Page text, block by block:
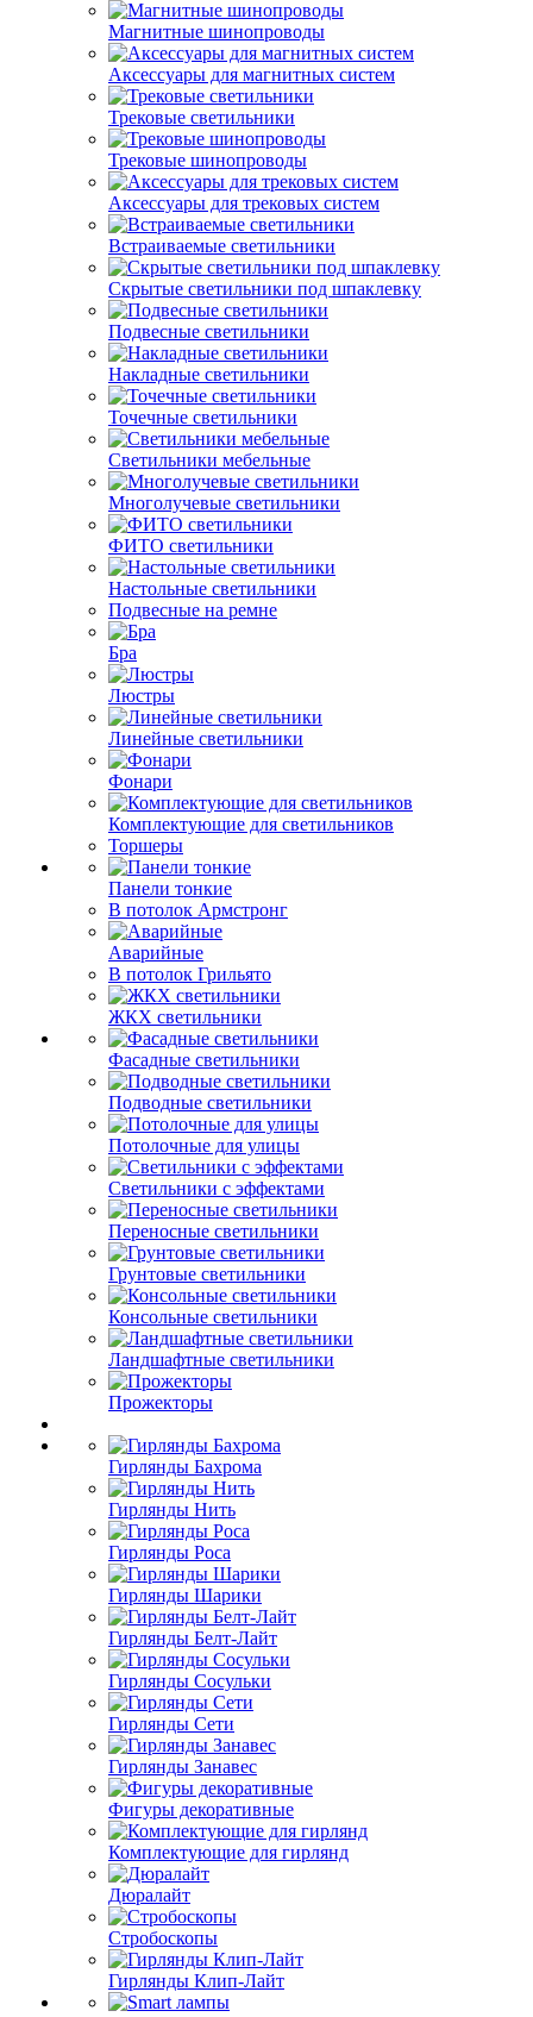
Магнитные шинопроводы
Аксессуары для магнитных систем
Трековые светильники
Трековые шинопроводы
Аксессуары для трековых систем
Встраиваемые светильники
Скрытые светильники под шпаклевку
Подвесные светильники
Накладные светильники
Точечные светильники
Светильники мебельные
Многолучевые светильники
ФИТО светильники
Настольные светильники
Подвесные на ремне
Бра
Люстры
Линейные светильники
Фонари
Комплектующие для светильников
Торшеры
Панели тонкие
В потолок Армстронг
Аварийные
В потолок Грильято
ЖКХ светильники
Фасадные светильники
Подводные светильники
Потолочные для улицы
Светильники с эффектами
Переносные светильники
Грунтовые светильники
Консольные светильники
Ландшафтные светильники
Прожекторы
Гирлянды Бахрома
Гирлянды Нить
Гирлянды Роса
Гирлянды Шарики
Гирлянды Белт-Лайт
Гирлянды Сосульки
Гирлянды Сети
Гирлянды Занавес
Фигуры декоративные
Комплектующие для гирлянд
Дюралайт
Стробоскопы
Гирлянды Клип-Лайт